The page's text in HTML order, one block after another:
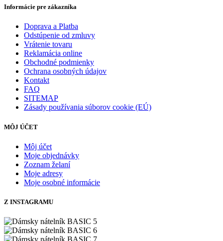
Informácie pre zákazníka
Doprava a Platba
Odstúpenie od zmluvy
Vrátenie tovaru
Reklamácia online
Obchodné podmienky
Ochrana osobných údajov
Kontakt
FAQ
SITEMAP
Zásady používania súborov cookie (EÚ)
MÔJ ÚČET
Môj účet
Moje objednávky
Zoznam želaní
Moje adresy
Moje osobné informácie
Z INSTAGRAMU